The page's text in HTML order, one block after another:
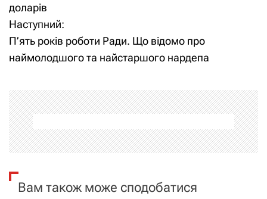
в
і
г
а
ц
і
доларів
Наступний:
П’ять років роботи Ради. Що відомо про
наймолодшого та найстаршого нардепа
Вам також може сподобатися